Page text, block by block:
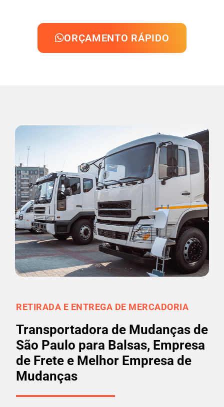
ORÇAMENTO RÁPIDO
RETIRADA E ENTREGA DE MERCADORIA
Transportadora de Mudanças de
São Paulo para Balsas, Empresa
de Frete e Melhor Empresa de
Mudanças